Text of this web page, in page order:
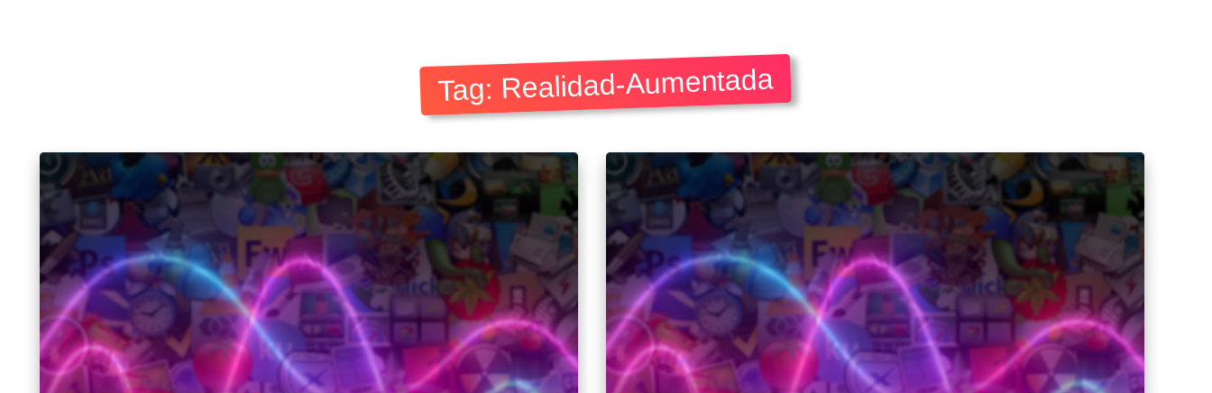
Tag: Realidad-Aumentada